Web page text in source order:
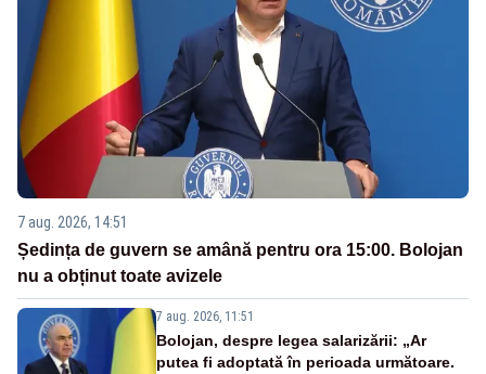
7 aug. 2026, 14:51
Ședința de guvern se amână pentru ora 15:00. Bolojan
nu a obținut toate avizele
7 aug. 2026, 11:51
Bolojan, despre legea salarizării: „Ar
putea fi adoptată în perioada următoare.